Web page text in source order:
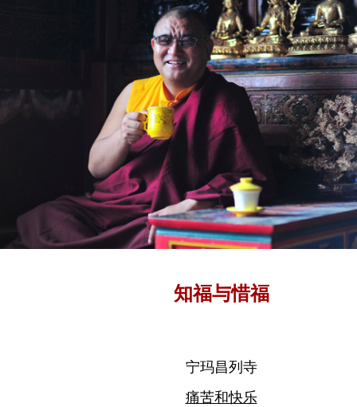
知福与惜福
宁玛昌列寺
痛苦和快乐